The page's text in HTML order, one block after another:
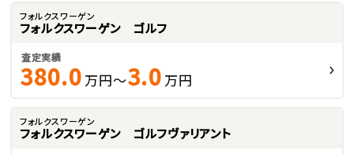
フォルクスワーゲン
フォルクスワーゲン ゴルフ
査定実績
380.0 万円～3.0 万円
フォルクスワーゲン
フォルクスワーゲン ゴルフヴァリアント